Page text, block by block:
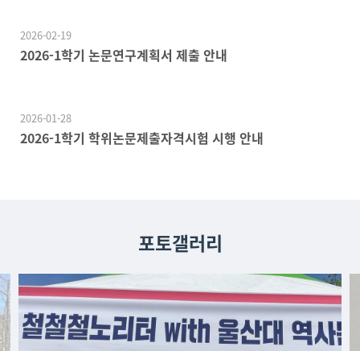
2026-02-19
2026-1학기 논문연구계획서 제출 안내
2026-01-28
2026-1학기 학위논문제출자격시험 시행 안내
포토갤러리